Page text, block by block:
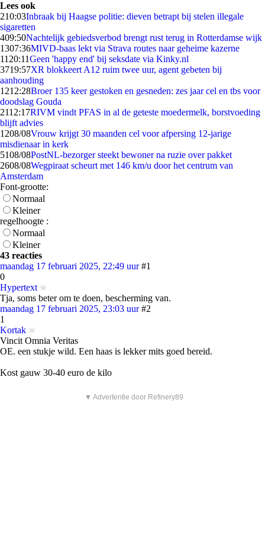
Lees ook
210:03Inbraak bij Haagse politie: dieven betrapt bij stelen illegale
sigaretten
409:50Nachtelijk gebiedsverbod brengt rust terug in Rotterdamse wijk
1307:36MIVD-baas lekt via Strava routes naar geheime kazerne
11 20:11Geen 'happy end' bij seksdate via Kinky.nl
3719:57XR blokkeert A12 ruim twee uur, agent gebeten bij
aanhouding
1212:28Broer 135 keer gestoken en gesneden: zes jaar cel en tbs voor
doodslag Gouda
2112:17RIVM vindt PFAS in al de geteste moedermelk, borstvoeding
blijft advies
1208/08Vrouw krijgt 30 maanden cel voor afpersing 12-jarige
misdienaar in kerk
5108/08PostNL-bezorger steekt bewoner na ruzie over pakket
2608/08Wegpiraat scheurt met 146 km/u door het centrum van
Amsterdam
Font-grootte:
Normaal
Kleiner
regelhoogte :
Normaal
Kleiner
43 reacties
maandag 17 februari 2025, 22:49 uur #1
0
Hypertext
Tja, soms beter om te doen, bescherming van.
maandag 17 februari 2025, 23:03 uur #2
1
Kortak
Vincit Omnia Veritas
OE. een stukje wild. Een haas is lekker mits goed bereid.
Kost gauw 30-40 euro de kilo
▼ Advertentie door Refinery89